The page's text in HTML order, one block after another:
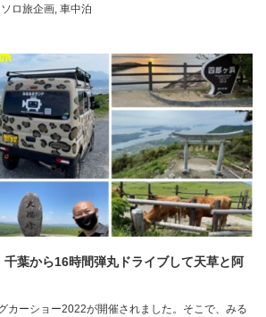
ソロ旅企画, 車中泊
葉から16時間弾丸ドライブして天草と阿
カーショー2022が開催されました。そこで、みる